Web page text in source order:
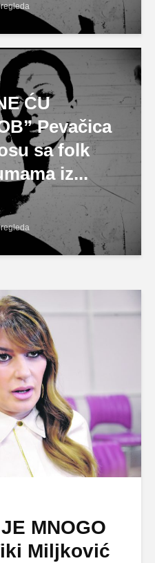
ĆU
Pevačica
sa folk
iz...
MNOGO
Miljković